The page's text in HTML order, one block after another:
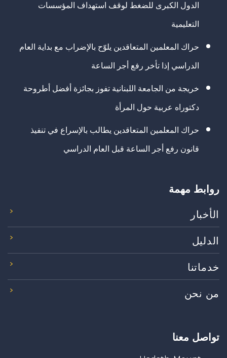
الدول الكبرى للضغط لوقف استهداف المؤسسات
التعليمية
حراك المعلمين المتعاقدين يلوّح بالإضراب مع بداية العام
الدراسي إذا تأخر رفع أجر الساعة
خريجة من الجامعة اللبنانية تفوز بجائزة أفضل أطروحة
دكتوراه عربية حول المرأة
حراك المعلمين المتعاقدين يطالب بالإسراع في تنفيذ
قانون رفع أجر الساعة قبل العام الدراسي
روابط مهمة
الأخبار
الدليل
خدماتنا
من نحن
تواصل معنا